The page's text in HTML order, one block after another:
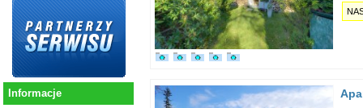
Informacje